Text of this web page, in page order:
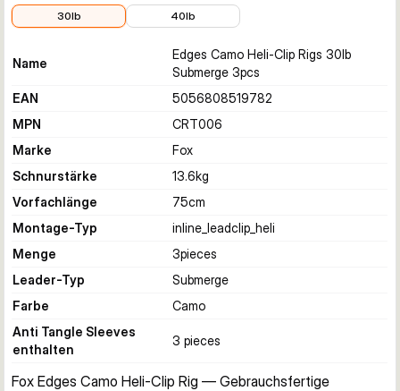
30lb
40lb
Name
Edges Camo Heli-Clip Rigs 30lb
Submerge 3pcs
EAN
5056808519782
MPN
CRT006
Marke
Fox
Schnurstärke
13.6kg
Vorfachlänge
75cm
Montage-Typ
inline_leadclip_heli
Menge
3pieces
Leader-Typ
Submerge
Farbe
Camo
Anti Tangle Sleeves
enthalten
3 pieces
Fox Edges Camo Heli-Clip Rig — Gebrauchsfertige